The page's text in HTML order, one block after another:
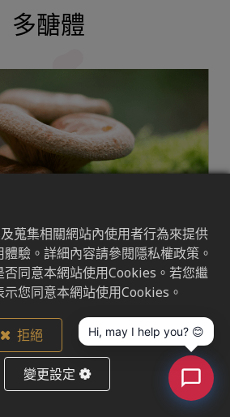
多醣體
D-葡萄糖聚合而成的多醣體，為
，其存在於多種不同來源的食物之
菇蕈、酵母、藻類及海帶等。相
存在的α-葡聚醣，β-葡聚醣無法被
蒐集相關網站內使用者行為來提供
驗。詳細內容請參閱隱私權政策。
同意本網站使用Cookies。若您繼
您同意本網站使用Cookies。
拒絕
變更設定
Hi, may I help you? 😊